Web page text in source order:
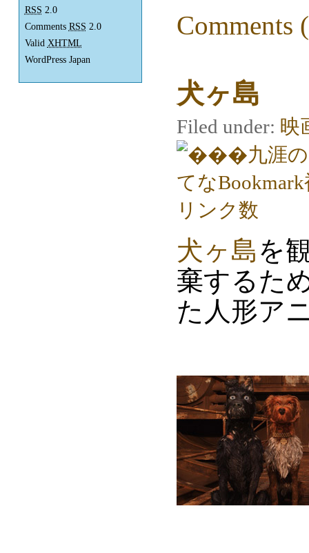
Comments
犬ヶ島
Filed under: 映
犬ヶ島を
棄するた
た人形ア
RSS 2.0
Comments RSS 2.0
Valid XHTML
WordPress Japan